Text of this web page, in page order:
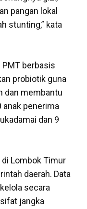
pangan lokal
stunting,” kata
PMT berbasis
probiotik guna
dan membantu
anak penerima
dan 9
Lombok Timur
daerah. Data
secara
jangka